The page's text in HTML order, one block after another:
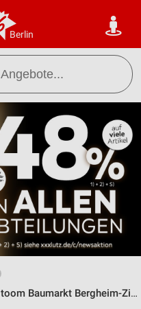
Berlin
toom Baumarkt Bergheim-Zieverich / Sportparkstraße 12 - Öffnungszeiten & Adresse